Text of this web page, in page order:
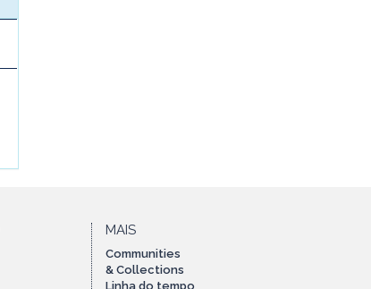
MAIS
Communities
& Collections
Linha do tempo